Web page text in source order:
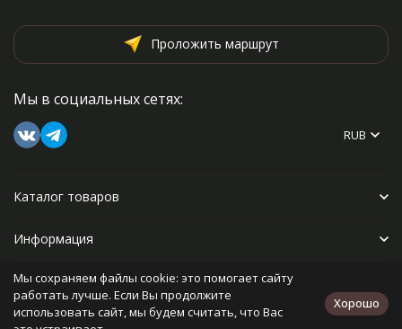
Проложить маршрут
Мы в социальных сетях:
RUB
Каталог товаров
Информация
Прочее
Мы сохраняем файлы cookie: это помогает сайту
работать лучше. Если Вы продолжите
использовать сайт, мы будем считать, что Вас
Хорошо